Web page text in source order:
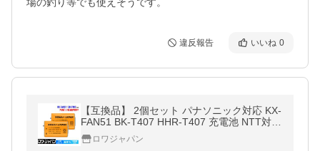
違反報告 いいね 0
【互換品】 2個セット パナソニック対応 KX-
FAN51 BK-T407 HHR-T407 充電池 NTT対応
電池パック-092 コードレス子機 対応 ロワジ
ャパンロワジャパン